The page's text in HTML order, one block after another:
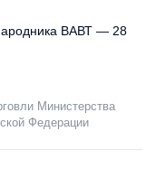
ВАВТ — 28
Министерства
Федерации